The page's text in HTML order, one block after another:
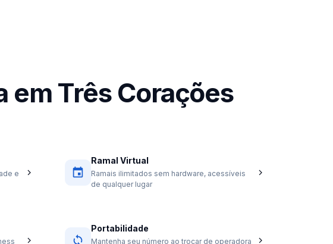
em Três Corações
e
Ramal Virtual
Ramais ilimitados sem hardware, acessíveis
de qualquer lugar
Portabilidade
Mantenha seu número ao trocar de operadora